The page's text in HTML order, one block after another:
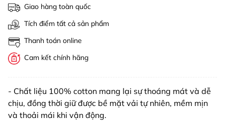
Giao hàng toàn quốc
Tích điểm tất cả sản phẩm
Thanh toán online
Cam kết chính hãng
- Chất liệu 100% cotton mang lại sự thoáng mát và dễ
chịu, đồng thời giữ được bề mặt vải tự nhiên, mềm mịn
và thoải mái khi vận động.